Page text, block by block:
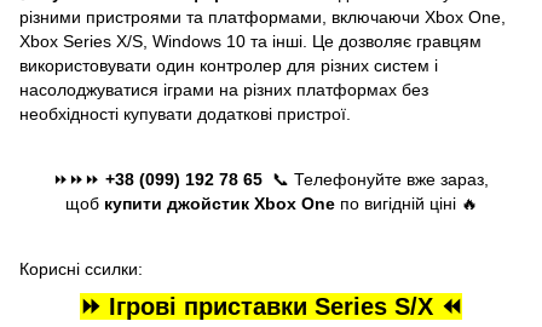
різними пристроями та платформами, включаючи Xbox One,
Xbox Series X/S, Windows 10 та інші. Це дозволяє гравцям
використовувати один контролер для різних систем і
насолоджуватися іграми на різних платформах без
необхідності купувати додаткові пристрої.
⏩⏩⏩ +38 (099) 192 78 65 📞 Телефонуйте вже зараз,
щоб купити джойстик Xbox Oneпо вигідній ціні 🔥
Корисні ссилки:
⏩ Ігрові приставки Series S/X ⏪